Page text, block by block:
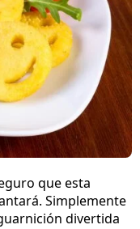
que esta
Simplemente
divertida